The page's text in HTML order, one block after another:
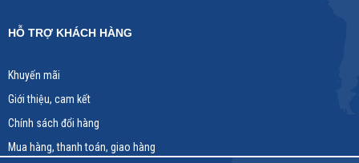
HỖ TRỢ KHÁCH HÀNG
Khuyến mãi
Giới thiệu, cam kết
Chính sách đổi hàng
Mua hàng, thanh toán, giao hàng